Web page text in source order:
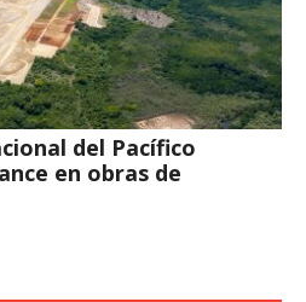
del Pacífico
en obras de